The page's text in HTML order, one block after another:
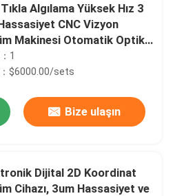
Algılama Yüksek Hız 3
CNC Vizyon
Makinesi Otomatik Optik
için
1
$6000.00/sets
Bize ulaşın
Dijital 2D Koordinat
Cihazı, 3um Hassasiyet ve